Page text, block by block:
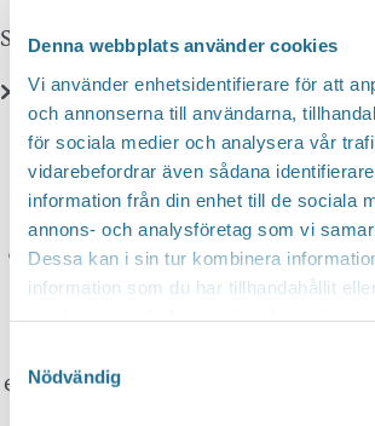
Denna webbplats använder cookies
Vi använder enhetsidentifierare för att
och annonserna till användarna,
för sociala medier och analysera vår
vidarebefordrar även sådana
information från din enhet till de sociala
annons- och analysföretag som vi
Dessa kan i sin tur kombinera
information som du har tillhandahållit
Nödvändig
Sök här...
Translate
You can translate this website
Translate. It is important to
translation is being done by a
expect the translation to be 100